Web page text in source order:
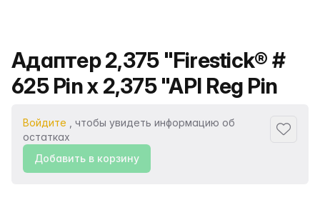
Название продукта
Адаптер 2,375 "Firestick® #
625 Pin x 2,375 "API Reg Pin
Войдите , чтобы увидеть информацию об
остатках
Добавить в корзину